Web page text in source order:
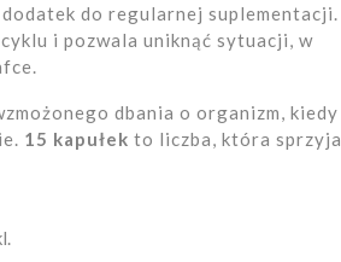
do regularnej suplementacji.
i pozwala uniknąć sytuacji, w
dbania o organizm, kiedy
15 kapułek to liczba, która sprzyja